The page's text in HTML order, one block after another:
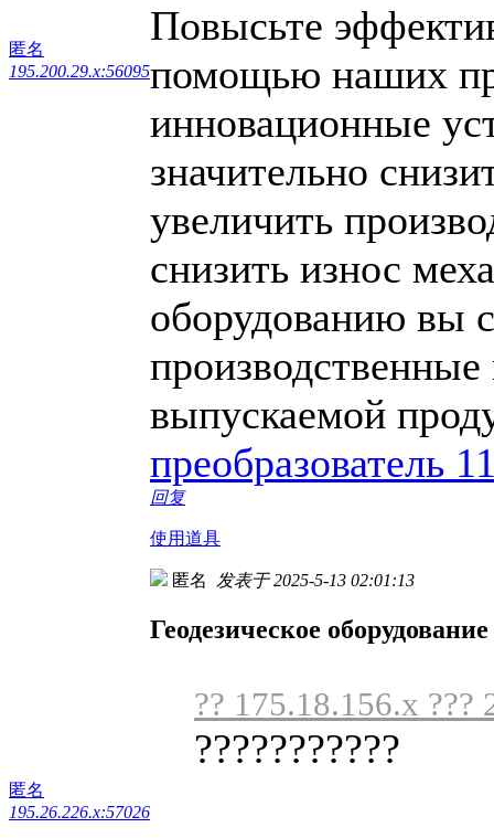
匿名
195.200.29.x:56095
Повысьте
помощью наших
инновационные
значительно
увеличить
снизить износ
оборудованию вы
выпускаемой
преобразователь
回复
使用道具
匿名
195.26.226.x:57026
匿名 发表于 2025-5-13 02:01:13
Геодезическое оборудование
?? 175.18.156.x ???
???????????